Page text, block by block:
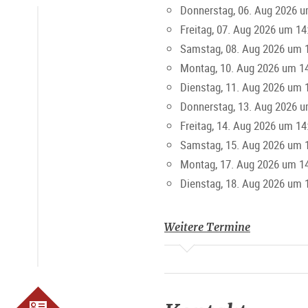
sind, leicht bewältigt werden.
Alle weiteren Details und
Salzburg.
Gut zu wissen
Guide:Mag.a Christiana
Anmeldung/online Buchung
erforderlich
Treffpunkt:Salzburg
Dauer:1,5 Stunden
Sprache:Deutsch und
Donnerstag, 06. Aug 2026
Freitag, 07. Aug 2026 um
Samstag, 08. Aug 2026 um
Montag, 10. Aug 2026 um
Dienstag, 11. Aug 2026 um
Donnerstag, 13. Aug 2026
Freitag, 14. Aug 2026 um
Samstag, 15. Aug 2026 um
Montag, 17. Aug 2026 um
Dienstag, 18. Aug 2026 um
Weitere Termine